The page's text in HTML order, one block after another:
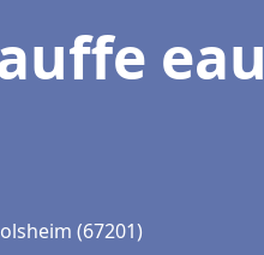
eau
(67201)